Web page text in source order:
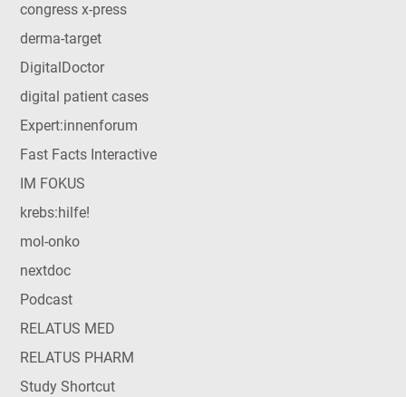
congress x-press
derma-target
DigitalDoctor
digital patient cases
Expert:innenforum
Fast Facts Interactive
IM FOKUS
krebs:hilfe!
mol-onko
nextdoc
Podcast
RELATUS MED
RELATUS PHARM
Study Shortcut